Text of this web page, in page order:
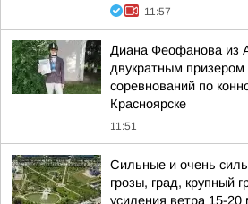
11:57
Диана Феофанова из
двукратным призером
соревнований по
Красноярске
11:51
Сильные и очень
грозы, град, крупный
усиления ветра 15-